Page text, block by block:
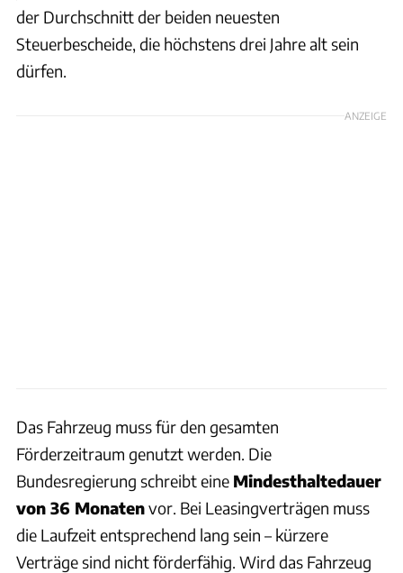
der Durchschnitt der beiden neuesten
Steuerbescheide, die höchstens drei Jahre alt sein
dürfen.
ANZEIGE
Das Fahrzeug muss für den gesamten
Förderzeitraum genutzt werden. Die
Bundesregierung schreibt eine Mindesthaltedauer
von 36 Monatenvor. Bei Leasingverträgen muss
die Laufzeit entsprechend lang sein – kürzere
Verträge sind nicht förderfähig. Wird das Fahrzeug